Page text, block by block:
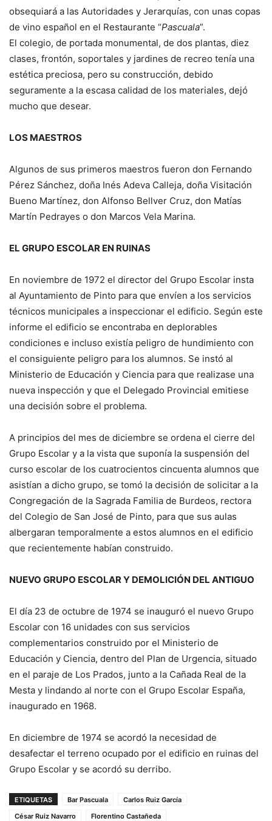
obsequiará a las Autoridades y Jerarquías, con unas copas
de vino español en el Restaurante “Pascuala”.
El colegio, de portada monumental, de dos plantas, diez
clases, frontón, soportales y jardines de recreo tenía una
estética preciosa, pero su construcción, debido
seguramente a la escasa calidad de los materiales, dejó
mucho que desear.
LOS MAESTROS
Algunos de sus primeros maestros fueron don Fernando
Pérez Sánchez, doña Inés Adeva Calleja, doña Visitación
Bueno Martínez, don Alfonso Bellver Cruz, don Matías
Martín Pedrayes o don Marcos Vela Marina.
EL GRUPO ESCOLAR EN RUINAS
En noviembre de 1972 el director del Grupo Escolar insta
al Ayuntamiento de Pinto para que envíen a los servicios
técnicos municipales a inspeccionar el edificio. Según este
informe el edificio se encontraba en deplorables
condiciones e incluso existía peligro de hundimiento con
el consiguiente peligro para los alumnos. Se instó al
Ministerio de Educación y Ciencia para que realizase una
nueva inspección y que el Delegado Provincial emitiese
una decisión sobre el problema.
A principios del mes de diciembre se ordena el cierre del
Grupo Escolar y a la vista que suponía la suspensión del
curso escolar de los cuatrocientos cincuenta alumnos que
asistían a dicho grupo, se tomó la decisión de solicitar a la
Congregación de la Sagrada Familia de Burdeos, rectora
del Colegio de San José de Pinto, para que sus aulas
albergaran temporalmente a estos alumnos en el edificio
que recientemente habían construido.
NUEVO GRUPO ESCOLAR Y DEMOLICIÓN DEL ANTIGUO
El día 23 de octubre de 1974 se inauguró el nuevo Grupo
Escolar con 16 unidades con sus servicios
complementarios construido por el Ministerio de
Educación y Ciencia, dentro del Plan de Urgencia, situado
en el paraje de Los Prados, junto a la Cañada Real de la
Mesta y lindando al norte con el Grupo Escolar España,
inaugurado en 1968.
En diciembre de 1974 se acordó la necesidad de
desafectar el terreno ocupado por el edificio en ruinas del
Grupo Escolar y se acordó su derribo.
ETIQUETAS Bar Pascuala
Carlos Ruiz García
César Ruiz Navarro
Florentino Castañeda